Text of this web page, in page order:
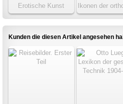
Erotische Kunst
Ikonen der
Kirche
Kunden die diesen Artikel angesehen